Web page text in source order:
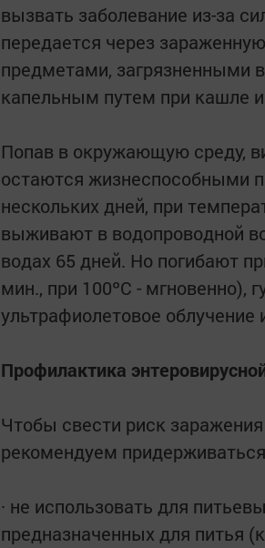
вызвать заболевание из-за
передается через
предметами, загрязненными
капельным путем при кашле
Попав в окружающую среду,
остаются жизнеспособными
нескольких дней, при
выживают в водопроводной
водах 65 дней. Но погибают
мин., при 100ºС - мгновенно),
ультрафиолетовое
Профилактика
Чтобы свести риск
рекомендуем
· не использовать для
предназначенных для питья